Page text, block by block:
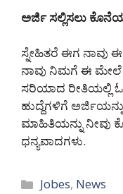
ಅರ್ಜಿ ಸಲ್ಲಿಸಲು
ಸ್ನೇಹಿತರೆ ಈಗ ನಾವು
ನಾವು ನಿಮಗೆ ಈ ಮೇಲೆ
ಸರಿಯಾದ ರೀತಿಯಲ್ಲಿ
ಹುದ್ದೆಗಳಿಗೆ
ಮಾಹಿತಿಯನ್ನು ನೀವು
ಧನ್ಯವಾದಗಳು.
Categories
Jobes, News